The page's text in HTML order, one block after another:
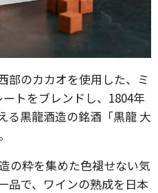
部のカカオを使用した、ミ
トをブレンドし、1804年
る黒龍酒造の銘酒「黒龍 大
の粋を集めた色褪せない気
品で、ワインの熟成を日本